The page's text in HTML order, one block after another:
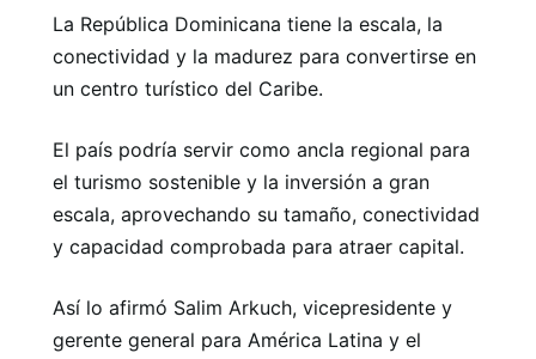
La República Dominicana tiene la escala, la
conectividad y la madurez para convertirse en
un centro turístico del Caribe.
El país podría servir como ancla regional para
el turismo sostenible y la inversión a gran
escala, aprovechando su tamaño, conectividad
y capacidad comprobada para atraer capital.
Así lo afirmó Salim Arkuch, vicepresidente y
gerente general para América Latina y el